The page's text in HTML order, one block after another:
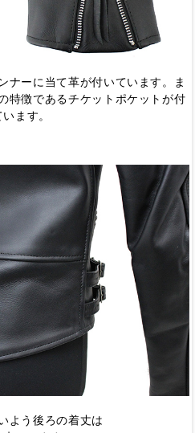
ナーに当て革が付いています。ま
特徴であるチケットポケットが付
ます。
よう後ろの着丈は